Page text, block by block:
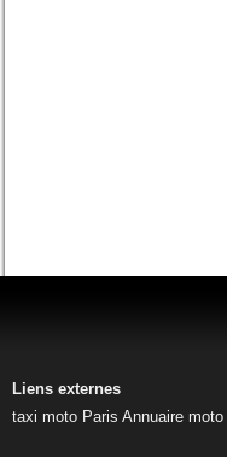
Liens externes
taxi moto Paris Annuaire moto